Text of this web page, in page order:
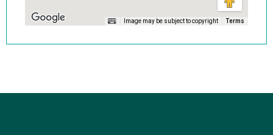
Image may be subject to copyright Terms